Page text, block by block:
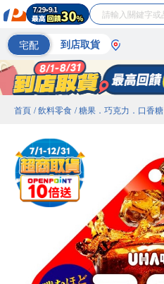
宅配 到店取貨
首頁 / 飲料零食 / 糖果．巧克力．口香糖